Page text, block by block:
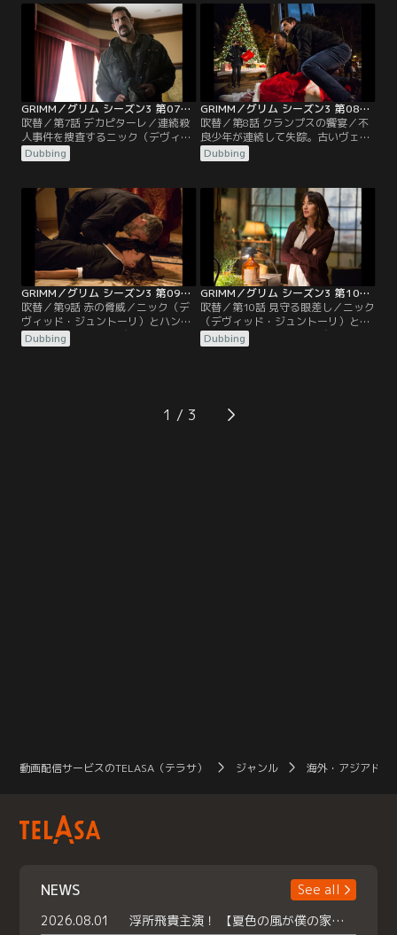
米で昔から語り継がれる伝説の魔物
の仕業ではないかと囁かれてい
る…。ジュリエット（ビッツィー・
トゥロック）がニックの母親につい
て真実を教わる。
とヴェッセン評議会がからんでい
る。ニックの事件がロザリー（ブリ
ー・ターナー）のヴェッセンとして
の忠誠心を試すことになる。レナー
ド警部（サッシャ・ロイズ）は「家
族の問題」で旅立つ。
GRIMM／グリム シーズン3 第07話／吹替
吹替／第7話 デカピターレ／連続殺
人事件を捜査するニック（デヴィッ
ド・ジュントーリ）。100年前から
の都市伝説がポートランドの下水道
ダリンド（クレア・コフィー）がヴ
ィクトル王子（ゲスト・スター、ア
レクシス・デニソフ）と出会う。ヴ
ィクトルは再従兄弟エリックの死に
責任ある者を処罰するのが目的だ。
Dubbing
GRIMM／グリム シーズン3 第08話／吹替
吹替／第8話 クランプスの饗宴／不
良少年が連続して失踪。古いヴェッ
センの伝説にある邪悪なサンタの仕
業らしい。ニック（デヴィッド・ジ
ホーンズビー）は捜査でやりすぎて
しまう。モンロー（サイラス・ウェ
イア・ミッチェル）はジュリエット
（ビッツィー・トゥロック）の助力
を得てロザリー（ブリー・ターナ
ー）を喜ばせようとするが…。
Dubbing
GRIMM／グリム シーズン3 第09話／吹替
吹替／第9話 赤の脅威／ニック（デ
ヴィッド・ジュントーリ）とハンク
（ラッセル・ホーンズビー）が捜査
するヴェッセンは治療師だが、その
泊める。ハンクは理学療法士ズーリ
（ゲスト・スター、シャロン・リー
Dubbing
GRIMM／グリム シーズン3 第10話／吹替
吹替／第10話 見守る眼差し／ニック
（デヴィッド・ジュントーリ）とハ
ンク（ラッセル・ホーンズビー）は
ギャングがらみの殺人事件現場へ。
思いがけない方向へ。ジュリエット
（ビッツィー・トゥロック）は友人
Dubbing
1
動画配信サービスのTELASA（テラサ） ジャンル 海外・アジアドラ
NEWS
See all
2026.08.01
浮所飛貴主演！ 【夏色の風が僕の家にやってきた】 本日よりテラサで独占配信スタート！